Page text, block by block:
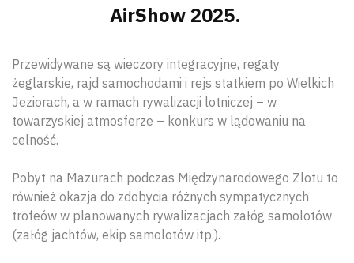
AirShow 2025.
Przewidywane są wieczory integracyjne, regaty
żeglarskie, rajd samochodami i rejs statkiem po Wielkich
Jeziorach, a w ramach rywalizacji lotniczej – w
towarzyskiej atmosferze – konkurs w lądowaniu na
celność.
Pobyt na Mazurach podczas Międzynarodowego Zlotu to
również okazja do zdobycia różnych sympatycznych
trofeów w planowanych rywalizacjach załóg samolotów
(załóg jachtów, ekip samolotów itp.).